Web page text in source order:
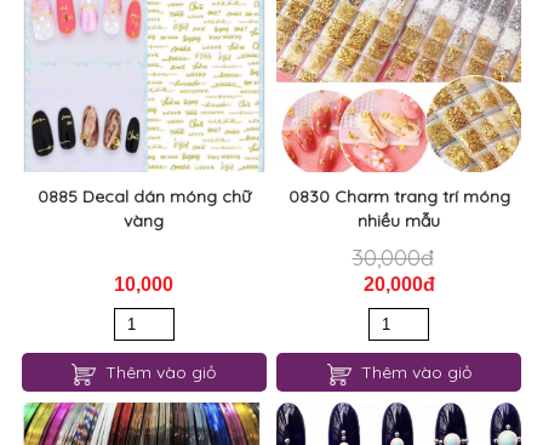
0885 Decal dán móng chữ
vàng
10,000
Thêm vào giỏ
0830 Charm trang trí móng
nhiều mẫu
30,000đ
20,000đ
Thêm vào giỏ